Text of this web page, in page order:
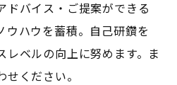
ドバイス・ご提案ができる
ウハウを蓄積。自己研鑽を
レベルの向上に努めます。ま
ください。